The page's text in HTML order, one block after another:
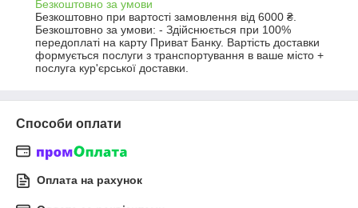
Безкоштовно за умови
Безкоштовно при вартості замовлення від 6000 ₴.
Безкоштовно за умови: - Здійснюється при 100%
передоплаті на карту Приват Банку. Вартість доставки
формується послуги з транспортування в ваше місто +
послуга кур'єрської доставки.
Способи оплати
Оплата на рахунок